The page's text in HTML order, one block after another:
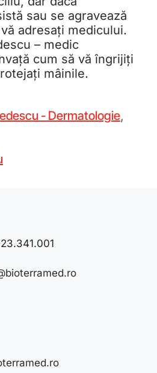
sau se agravează
adresați medicului.
– medic
cum să vă îngrijiți
mâinile.
- Dermatologie,